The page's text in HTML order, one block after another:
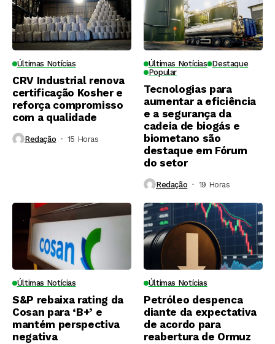
Últimas Notícias
CRV Industrial renova
certificação Kosher e
reforça compromisso
com a qualidade
Redação 15 Horas ⁮
Últimas Notícias Destaque
Popular
Tecnologias para
aumentar a eficiência
e a segurança da
cadeia de biogás e
biometano são
destaque em Fórum
do setor
Redação 19 Horas ⁮
Últimas Notícias
S&P rebaixa rating da
Cosan para ‘B+’ e
mantém perspectiva
negativa
Últimas Notícias
Petróleo despenca
diante da expectativa
de acordo para
reabertura de Ormuz